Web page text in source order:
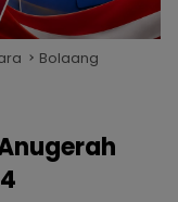
Bolaang